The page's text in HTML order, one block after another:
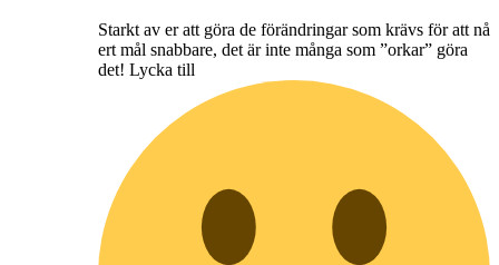
Starkt av er att göra de förändringar som krävs för att nå
ert mål snabbare, det är inte många som ”orkar” göra
det! Lycka till